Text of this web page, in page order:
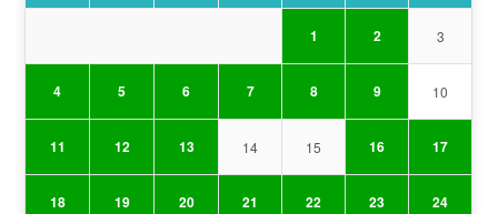
1 2 3
4 5 6 7 8 9 10
11 12 13 14 15 16 17
18 19 20 21 22 23 24